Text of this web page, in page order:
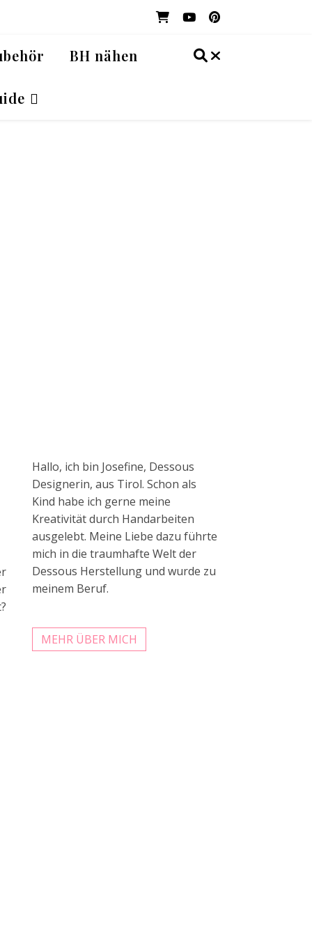
BH nähen
Hallo, ich bin Josefine, Dessous
Designerin, aus Tirol. Schon als
Kind habe ich gerne meine
Kreativität durch Handarbeiten
ausgelebt. Meine Liebe dazu führte
mich in die traumhafte Welt der
Dessous Herstellung und wurde zu
meinem Beruf.
MEHR ÜBER MICH